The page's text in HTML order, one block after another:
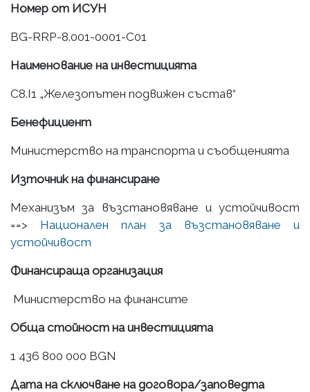
Номер от ИСУН
BG-RRP-8.001-0001-C01
Наименование на инвестицията
C8.I1 „Железопътен подвижен състав“
Бенефициент
Министерство на транспорта и съобщенията
Източник на финансиране
Механизъм за възстановяване и устойчивост
==> Национален план за възстановяване и
устойчивост
Финансираща организация
Министерство на финансите
Обща стойност на инвестицията
1 436 800 000 BGN
Дата на сключване на договора/заповедта